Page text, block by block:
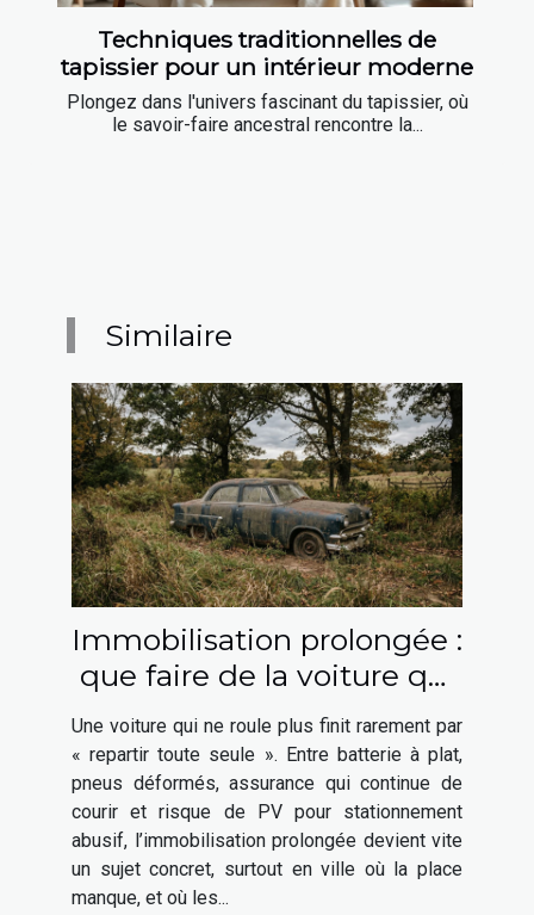
Techniques traditionnelles de
tapissier pour un intérieur moderne
Plongez dans l'univers fascinant du tapissier, où
le savoir-faire ancestral rencontre la...
Similaire
Immobilisation prolongée :
que faire de la voiture qui
ne roule plus ?
Une voiture qui ne roule plus finit rarement par
« repartir toute seule ». Entre batterie à plat,
pneus déformés, assurance qui continue de
courir et risque de PV pour stationnement
abusif, l’immobilisation prolongée devient vite
un sujet concret, surtout en ville où la place
manque, et où les...